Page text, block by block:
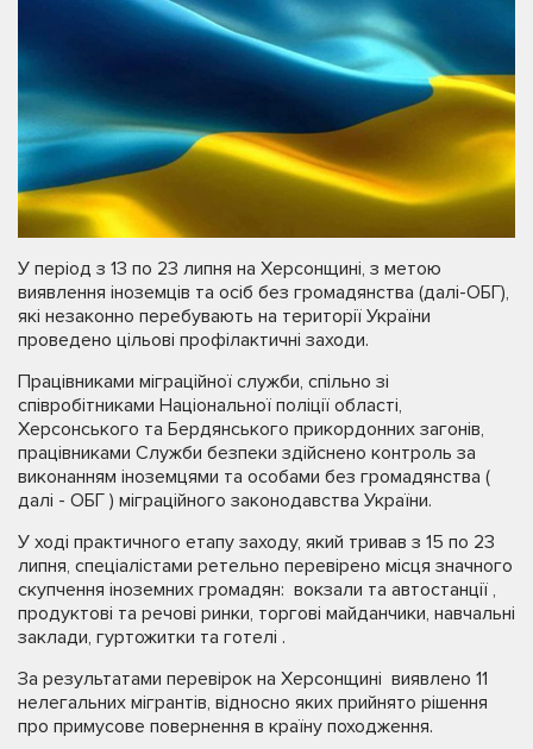
У період з 13 по 23 липня на Херсонщині, з метою
виявлення іноземців та осіб без громадянства (далі-ОБГ),
які незаконно перебувають на території України
проведено цільові профілактичні заходи.
Працівниками міграційної служби, спільно зі
співробітниками Національної поліції області,
Херсонського та Бердянського прикордонних загонів,
працівниками Служби безпеки здійснено контроль за
виконанням іноземцями та особами без громадянства (
далі - ОБГ ) міграційного законодавства України.
У ході практичного етапу заходу, який тривав з 15 по 23
липня, спеціалістами ретельно перевірено місця значного
скупчення іноземних громадян: вокзали та автостанції ,
продуктові та речові ринки, торгові майданчики, навчальні
заклади, гуртожитки та готелі .
За результатами перевірок на Херсонщині виявлено 11
нелегальних мігрантів, відносно яких прийнято рішення
про примусове повернення в країну походження.